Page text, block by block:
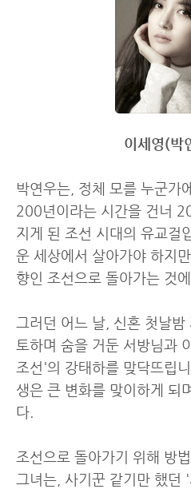
이세영(박
박연우는, 정체 모를 누군가
200년이라는 시간을 건너
지게 된 조선 시대의 유교걸
운 세상에서 살아가야 하지
향인 조선으로 돌아가는 것
그러던 어느 날, 신혼 첫날
토하며 숨을 거둔 서방님과
조선'의 강태하를 맞닥뜨립
생은 큰 변화를 맞이하게 되
다.
조선으로 돌아가기 위해 방
그녀는, 사기꾼 같기만 했던